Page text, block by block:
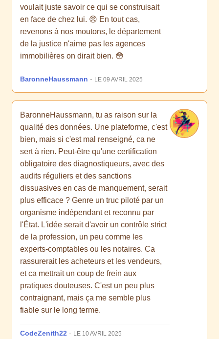
voulait juste savoir ce qui se construisait
en face de chez lui. 😠 En tout cas,
revenons à nos moutons, le département
de la justice n'aime pas les agences
immobilières on dirait bien. 😳
BaronneHaussmann - LE 09 AVRIL 2025
BaronneHaussmann, tu as raison sur la
qualité des données. Une plateforme, c'est
bien, mais si c'est mal renseigné, ca ne
sert à rien. Peut-être qu'une certification
obligatoire des diagnostiqueurs, avec des
audits réguliers et des sanctions
dissuasives en cas de manquement, serait
plus efficace ? Genre un truc piloté par un
organisme indépendant et reconnu par
l'État. L'idée serait d'avoir un contrôle strict
de la profession, un peu comme les
experts-comptables ou les notaires. Ca
rassurerait les acheteurs et les vendeurs,
et ca mettrait un coup de frein aux
pratiques douteuses. C'est un peu plus
contraignant, mais ça me semble plus
fiable sur le long terme.
CodeZenith22 - LE 10 AVRIL 2025